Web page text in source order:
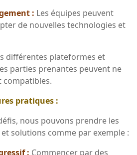
: Les équipes peuvent
de nouvelles technologies et
différentes plateformes et
parties prenantes peuvent ne
compatibles.
pratiques :
nous pouvons prendre les
solutions comme par exemple :
: Commencer par des